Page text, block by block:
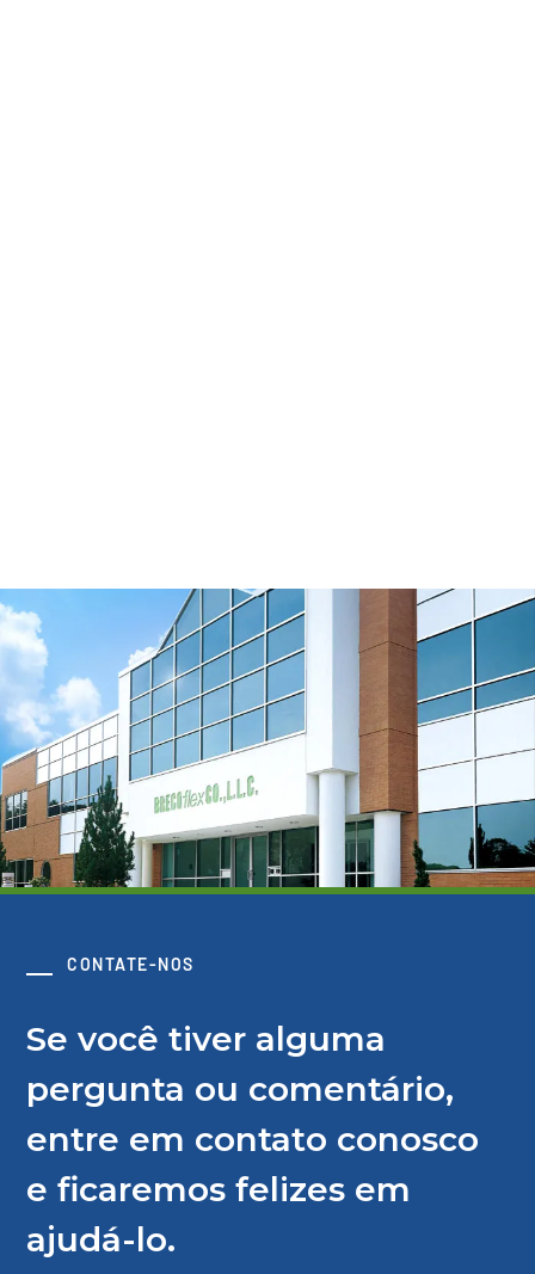
CONTATE-NOS
Se você tiver alguma
pergunta ou comentário,
entre em contato conosco
e ficaremos felizes em
ajudá-lo.